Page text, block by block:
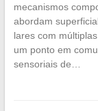
mecanismos
abordam
lares com
um ponto em
sensoriais de…